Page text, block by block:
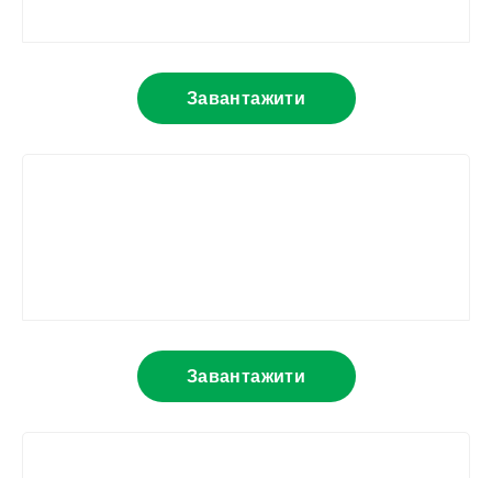
Завантажити
Завантажити